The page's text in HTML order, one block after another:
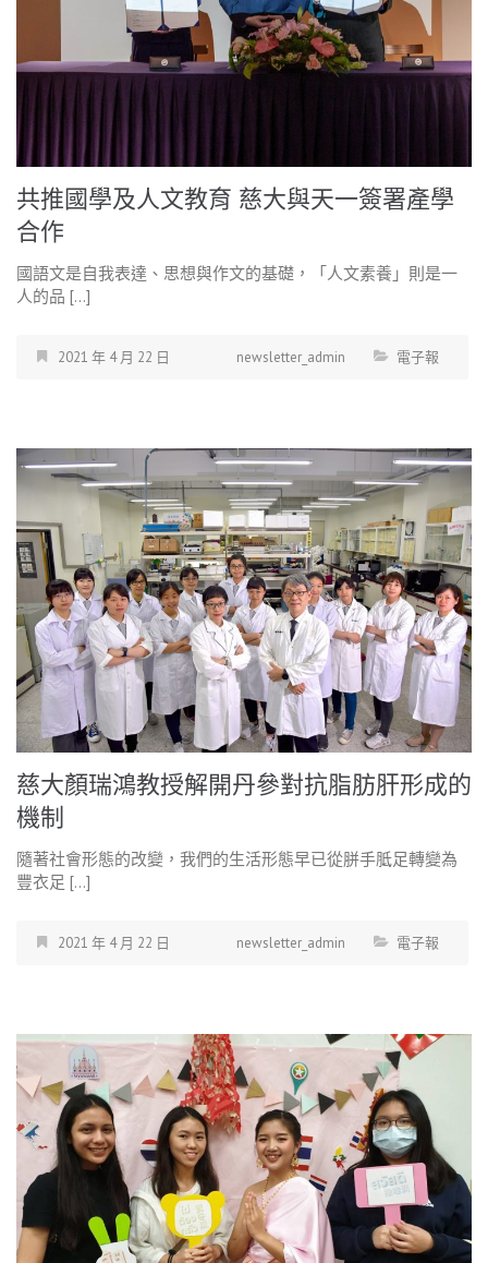
共推國學及人文教育 慈大與天一簽署產學
合作
國語文是自我表達、思想與作文的基礎，「人文素養」則是一
人的品 […]
2021 年 4 月 22 日 newsletter_admin 電子報
慈大顏瑞鴻教授解開丹參對抗脂肪肝形成的
機制
隨著社會形態的改變，我們的生活形態早已從胼手胝足轉變為
豐衣足 […]
2021 年 4 月 22 日 newsletter_admin 電子報